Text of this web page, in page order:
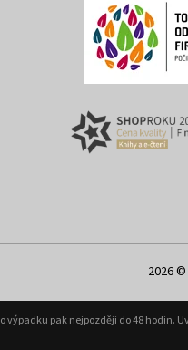
2026
pak nejpozději do 48 hodin.